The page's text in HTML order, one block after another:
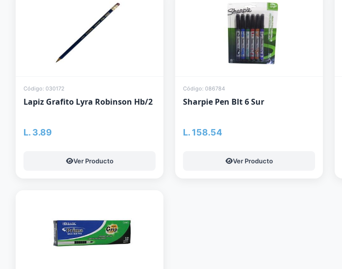
Código: 030172
Lapiz Grafito Lyra Robinson Hb/2
L. 3.89
Ver Producto
Código: 086784
Sharpie Pen Blt 6 Sur
L. 158.54
Ver Producto